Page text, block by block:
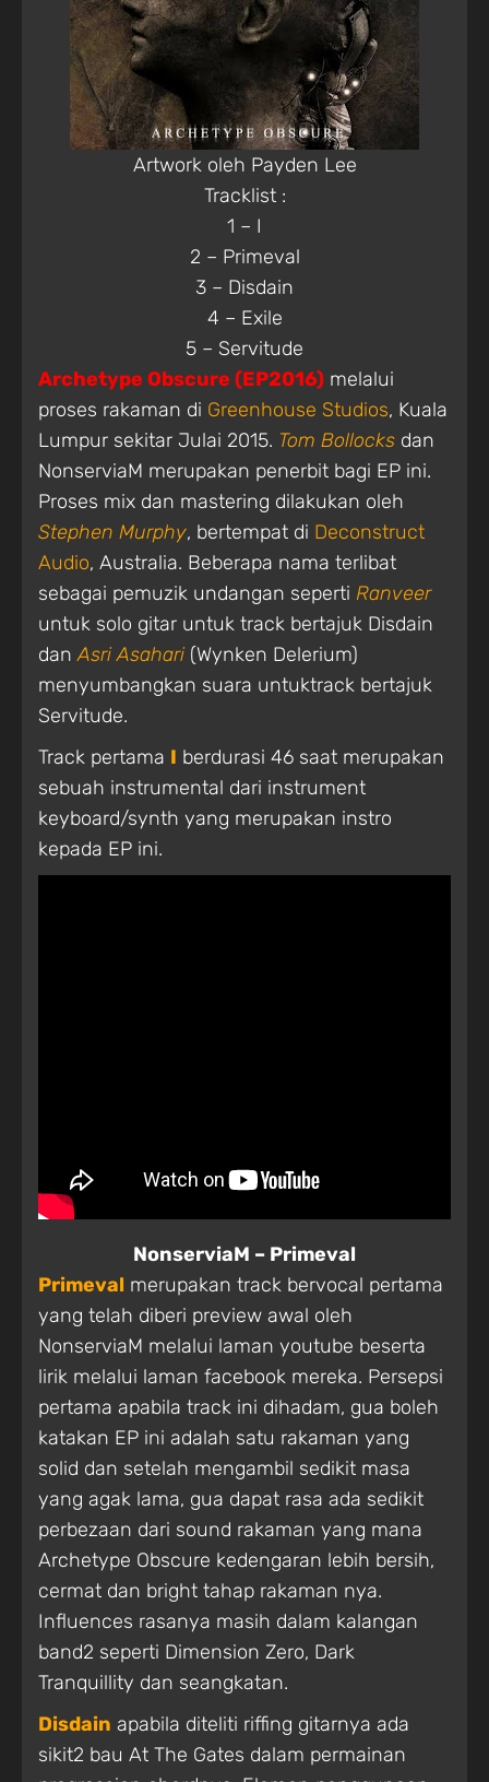
Artwork oleh Payden Lee
Tracklist :
1 – I
2 – Primeval
3 – Disdain
4 – Exile
5 – Servitude
Archetype Obscure (EP2016) melalui
proses rakaman di Greenhouse Studios, Kuala
Lumpur sekitar Julai 2015. Tom Bollocks dan
NonserviaM merupakan penerbit bagi EP ini.
Proses mix dan mastering dilakukan oleh
Stephen Murphy, bertempat di Deconstruct
Audio, Australia. Beberapa nama terlibat
sebagai pemuzik undangan seperti Ranveer
untuk solo gitar untuk track bertajuk Disdain
danAsri Asahari(Wynken Delerium)
menyumbangkan suara untuktrack bertajuk
Servitude.
Track pertama I berdurasi 46 saat merupakan
sebuah instrumental dari instrument
keyboard/synth yang merupakan instro
kepada EP ini.
NonserviaM – Primeval
Primeval merupakan track bervocal pertama
yang telah diberi preview awal oleh
NonserviaM melalui laman youtube beserta
lirik melalui laman facebook mereka. Persepsi
pertama apabila track ini dihadam, gua boleh
katakan EP ini adalah satu rakaman yang
solid dan setelah mengambil sedikit masa
yang agak lama, gua dapat rasa ada sedikit
perbezaan dari sound rakaman yang mana
Archetype Obscure kedengaran lebih bersih,
cermat dan bright tahap rakaman nya.
Influences rasanya masih dalam kalangan
band2 seperti Dimension Zero, Dark
Tranquillity dan seangkatan.
Disdain apabila diteliti riffing gitarnya ada
sikit2 bau At The Gates dalam permainan